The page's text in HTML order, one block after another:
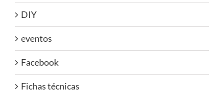
DIY
eventos
Facebook
Fichas técnicas